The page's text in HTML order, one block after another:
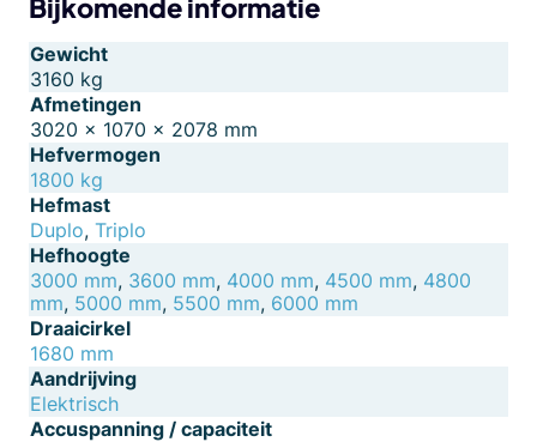
Bijkomende informatie
Gewicht
3160 kg
Afmetingen
3020 × 1070 × 2078 mm
Hefvermogen
1800 kg
Hefmast
Duplo, Triplo
Hefhoogte
3000 mm, 3600 mm, 4000 mm, 4500 mm, 4800
mm, 5000 mm, 5500 mm, 6000 mm
Draaicirkel
1680 mm
Aandrijving
Elektrisch
Accuspanning / capaciteit